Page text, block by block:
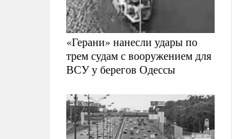
«Герани» нанесли удары по
трем судам с вооружением для
ВСУ у берегов Одессы